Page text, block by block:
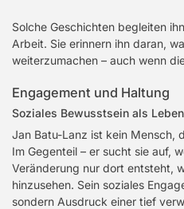
Solche Geschichten begleiten
Arbeit. Sie erinnern ihn daran,
weiterzumachen – auch wenn
Engagement und Haltung
Soziales Bewusstsein als
Jan Batu-Lanz ist kein Mensch,
Im Gegenteil – er sucht sie auf,
Veränderung nur dort entsteht,
hinzusehen. Sein soziales
sondern Ausdruck einer tief